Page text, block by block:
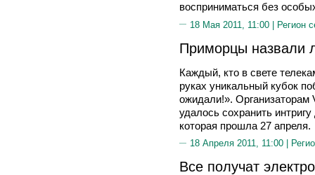
восприниматься без
18 Мая 2011, 11:00 | Регион
Приморцы назвали
Каждый, кто в свете
руках уникальный кубок
ожидали!». Организаторам
удалось сохранить
которая прошла 27 апреля.
18 Апреля 2011, 11:00 |
Все получат